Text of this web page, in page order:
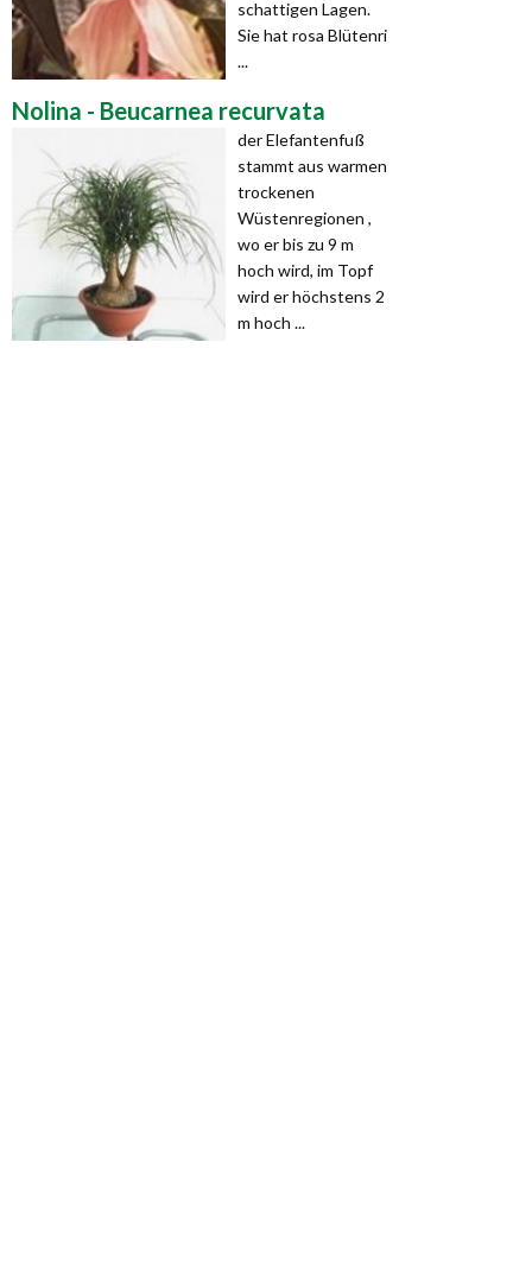
schattigen Lagen.
Sie hat rosa Blütenri
...
Nolina - Beucarnea recurvata
der Elefantenfuß
stammt aus warmen
trockenen
Wüstenregionen ,
wo er bis zu 9 m
hoch wird, im Topf
wird er höchstens 2
m hoch ...